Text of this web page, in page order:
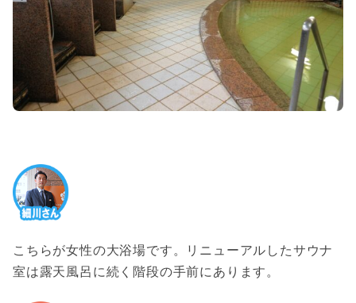
こちらが女性の大浴場です。リニューアルしたサウナ
室は露天風呂に続く階段の手前にあります。